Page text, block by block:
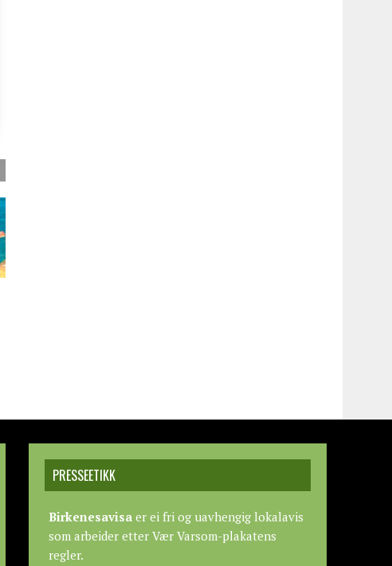
PRESSEETIKK
Birkenesavisa er ei fri og uavhengig lokalavis
som arbeider etterVær Varsom-plakatens
regler.